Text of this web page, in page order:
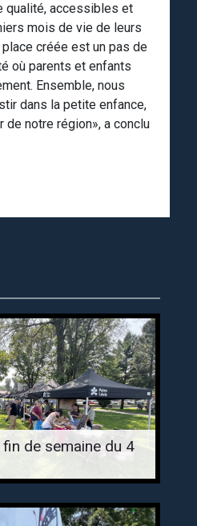
qualité, accessibles et
mois de vie de leurs
créée est un pas de
où parents et enfants
Ensemble, nous
dans la petite enfance,
de notre région», a conclu
de semaine du 4